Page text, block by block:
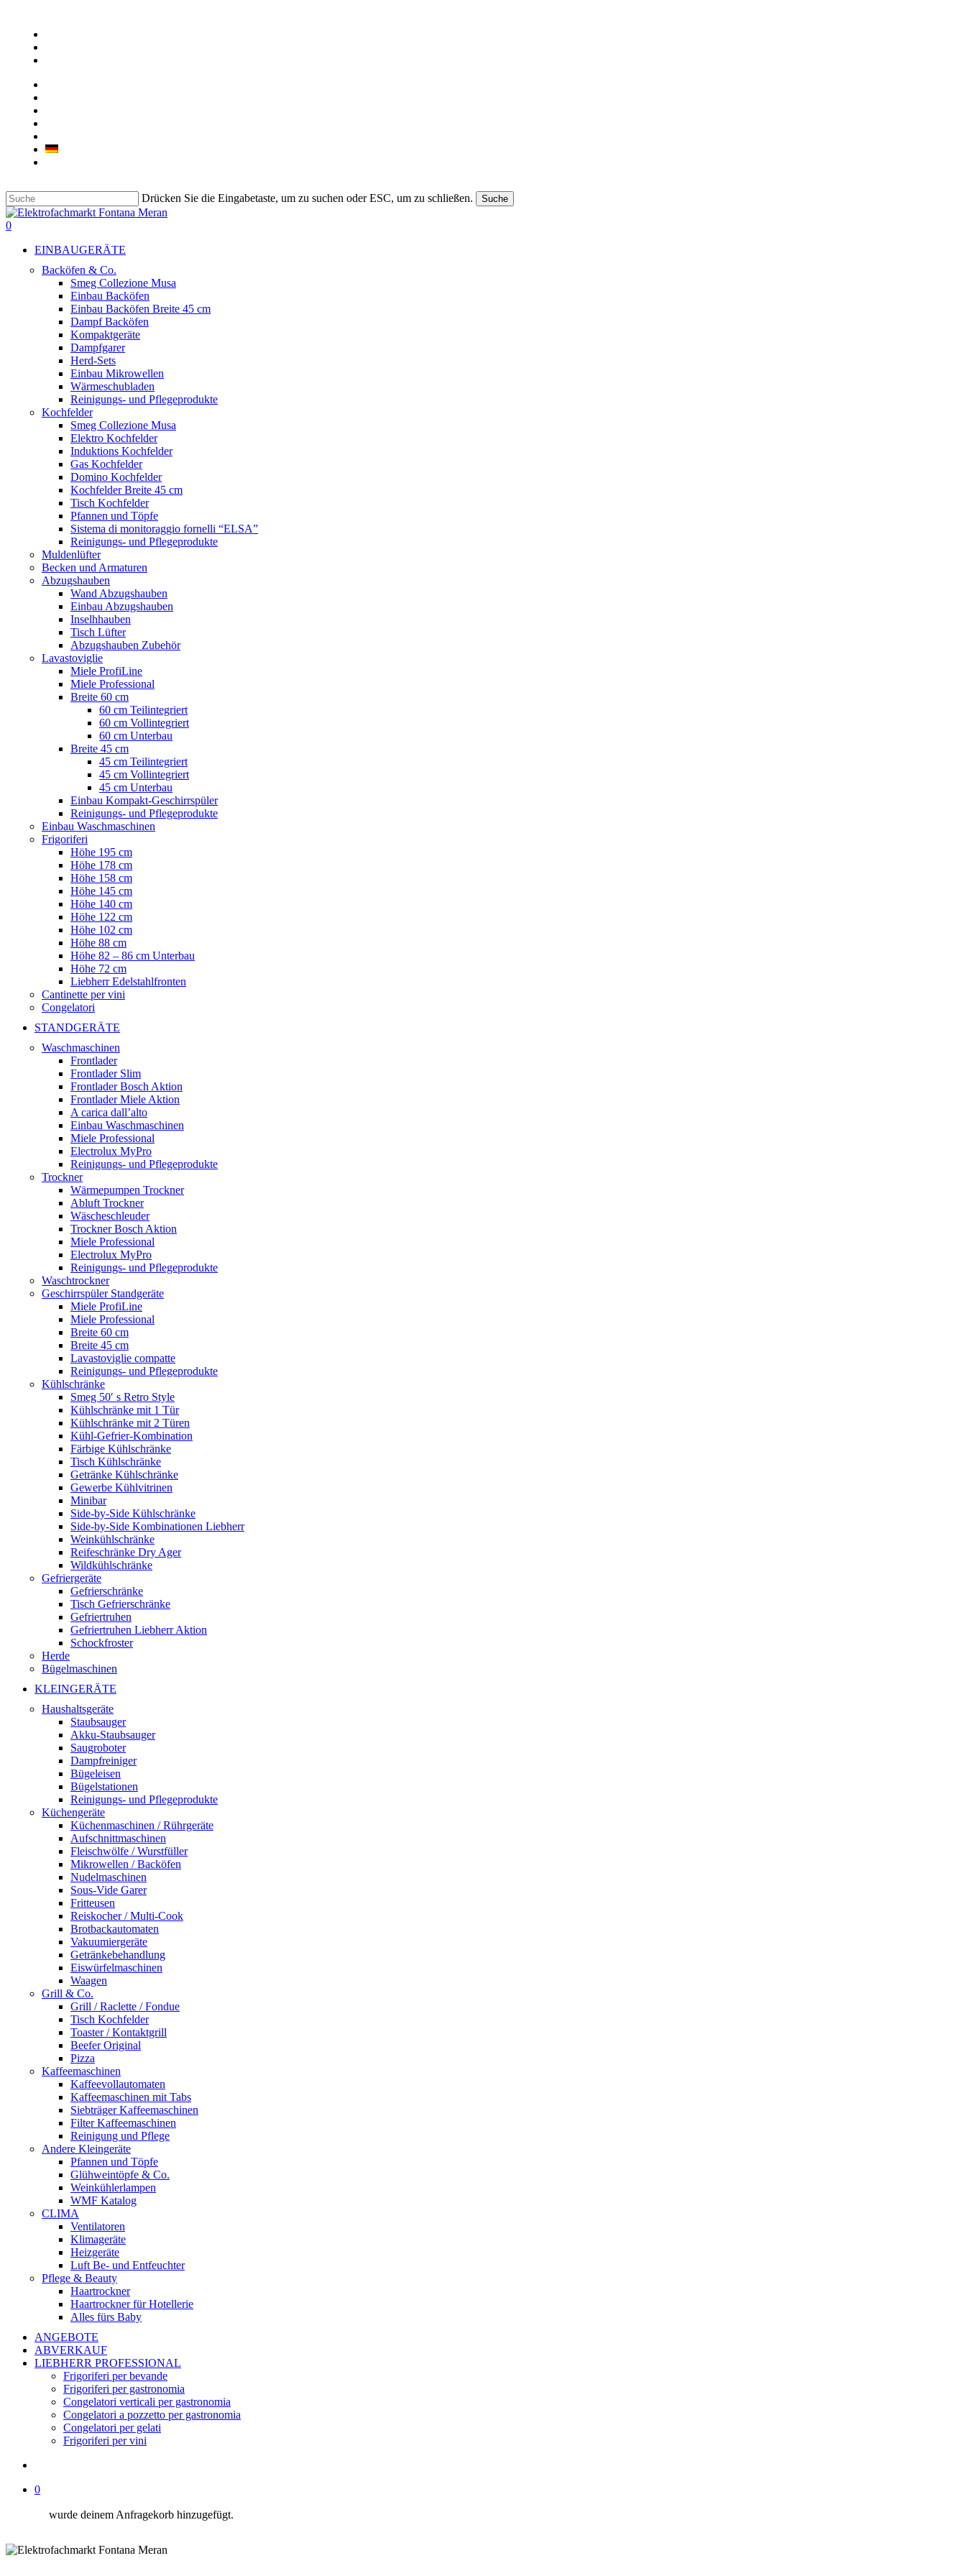
content
Drücken Sie die Eingabetaste, um zu suchen oder ESC, um zu schließen. Suche
Suche
beenden
suche
0
EINBAUGERÄTE
Backöfen & Co.
Smeg Collezione Musa
Einbau Backöfen
Einbau Backöfen Breite 45 cm
Dampf Backöfen
Kompaktgeräte
Dampfgarer
Herd-Sets
Einbau Mikrowellen
Wärmeschubladen
Reinigungs- und Pflegeprodukte
Kochfelder
Smeg Collezione Musa
Elektro Kochfelder
Induktions Kochfelder
Gas Kochfelder
Domino Kochfelder
Kochfelder Breite 45 cm
Tisch Kochfelder
Pfannen und Töpfe
Sistema di monitoraggio fornelli “ELSA”
Reinigungs- und Pflegeprodukte
Muldenlüfter
Becken und Armaturen
Abzugshauben
Wand Abzugshauben
Einbau Abzugshauben
Inselhhauben
Tisch Lüfter
Abzugshauben Zubehör
Lavastoviglie
Miele ProfiLine
Miele Professional
Breite 60 cm
60 cm Teilintegriert
60 cm Vollintegriert
60 cm Unterbau
Breite 45 cm
45 cm Teilintegriert
45 cm Vollintegriert
45 cm Unterbau
Einbau Kompakt-Geschirrspüler
Reinigungs- und Pflegeprodukte
Einbau Waschmaschinen
Frigoriferi
Höhe 195 cm
Höhe 178 cm
Höhe 158 cm
Höhe 145 cm
Höhe 140 cm
Höhe 122 cm
Höhe 102 cm
Höhe 88 cm
Höhe 82 – 86 cm Unterbau
Höhe 72 cm
Liebherr Edelstahlfronten
Cantinette per vini
Congelatori
STANDGERÄTE
Waschmaschinen
Frontlader
Frontlader Slim
Frontlader Bosch Aktion
Frontlader Miele Aktion
A carica dall’alto
Einbau Waschmaschinen
Miele Professional
Electrolux MyPro
Reinigungs- und Pflegeprodukte
Trockner
Wärmepumpen Trockner
Abluft Trockner
Wäscheschleuder
Trockner Bosch Aktion
Miele Professional
Electrolux MyPro
Reinigungs- und Pflegeprodukte
Waschtrockner
Geschirrspüler Standgeräte
Miele ProfiLine
Miele Professional
Breite 60 cm
Breite 45 cm
Lavastoviglie compatte
Reinigungs- und Pflegeprodukte
Kühlschränke
Smeg 50′ s Retro Style
Kühlschränke mit 1 Tür
Kühlschränke mit 2 Türen
Kühl-Gefrier-Kombination
Färbige Kühlschränke
Tisch Kühlschränke
Getränke Kühlschränke
Gewerbe Kühlvitrinen
Minibar
Side-by-Side Kühlschränke
Side-by-Side Kombinationen Liebherr
Weinkühlschränke
Reifeschränke Dry Ager
Wildkühlschränke
Gefriergeräte
Gefrierschränke
Tisch Gefrierschränke
Gefriertruhen
Gefriertruhen Liebherr Aktion
Schockfroster
Herde
Bügelmaschinen
KLEINGERÄTE
Haushaltsgeräte
Staubsauger
Akku-Staubsauger
Saugroboter
Dampfreiniger
Bügeleisen
Bügelstationen
Reinigungs- und Pflegeprodukte
Küchengeräte
Küchenmaschinen / Rührgeräte
Aufschnittmaschinen
Fleischwölfe / Wurstfüller
Mikrowellen / Backöfen
Nudelmaschinen
Sous-Vide Garer
Fritteusen
Reiskocher / Multi-Cook
Brotbackautomaten
Vakuumiergeräte
Getränkebehandlung
Eiswürfelmaschinen
Waagen
Grill & Co.
Grill / Raclette / Fondue
Tisch Kochfelder
Toaster / Kontaktgrill
Beefer Original
Pizza
Kaffeemaschinen
Kaffeevollautomaten
Kaffeemaschinen mit Tabs
Siebträger Kaffeemaschinen
Filter Kaffeemaschinen
Reinigung und Pflege
Andere Kleingeräte
Pfannen und Töpfe
Glühweintöpfe & Co.
Weinkühlerlampen
WMF Katalog
CLIMA
Ventilatoren
Klimageräte
Heizgeräte
Luft Be- und Entfeuchter
Pflege & Beauty
Haartrockner
Haartrockner für Hotellerie
Alles fürs Baby
ANGEBOTE
ABVERKAUF
LIEBHERR PROFESSIONAL
Frigoriferi per bevande
Frigoriferi per gastronomia
Congelatori verticali per gastronomia
Congelatori a pozzetto per gastronomia
Congelatori per gelati
Frigoriferi per vini
0
wurde deinem Anfragekorb hinzugefügt.